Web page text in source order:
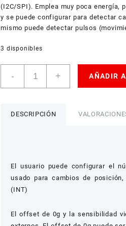
(I2C/SPI). Emplea muy poca
y se puede configurar para detectar
mismo puede detectar pulsos
3 disponibles
-
MMA7455
Digital
+ AÑADIR
DESCRIPCIÓN
El usuario puede configurar el
usado para cambios de
(INT)
El offset de 0g y la sensibilidad